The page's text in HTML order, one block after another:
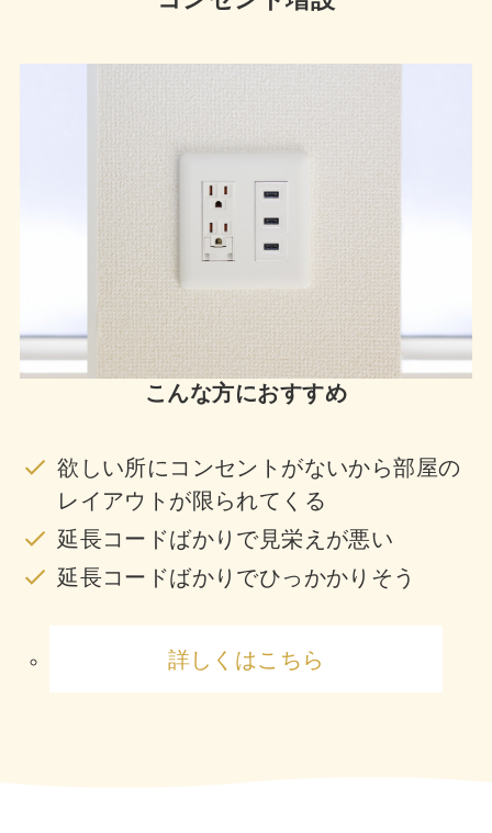
こんな方におすすめ
欲しい所にコンセントがないから部屋の
レイアウトが限られてくる
延長コードばかりで見栄えが悪い
延長コードばかりでひっかかりそう
詳しくはこちら